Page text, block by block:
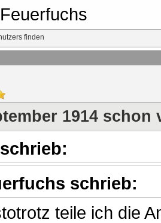
1914 schon
schrieb:
teile ich die